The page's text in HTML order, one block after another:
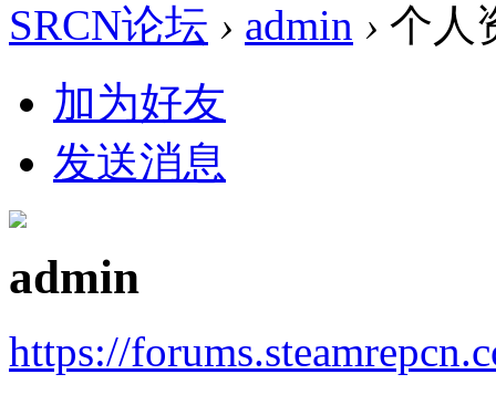
SRCN论坛 › admin › 个人
加为好友
发送消息
admin
https://